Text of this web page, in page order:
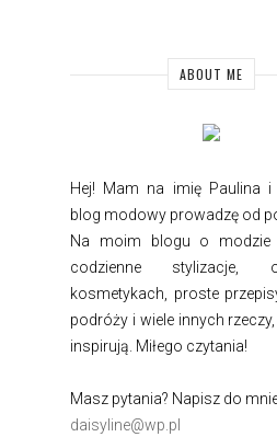
ABOUT ME
Hej! Mam na imię Paulina i
blog modowy prowadzę od
Na moim blogu o modzie
codzienne stylizacje,
kosmetykach, proste
podróży i wiele innych
inspirują. Miłego czytania!
Masz pytania? Napisz do
daisyline@wp.pl